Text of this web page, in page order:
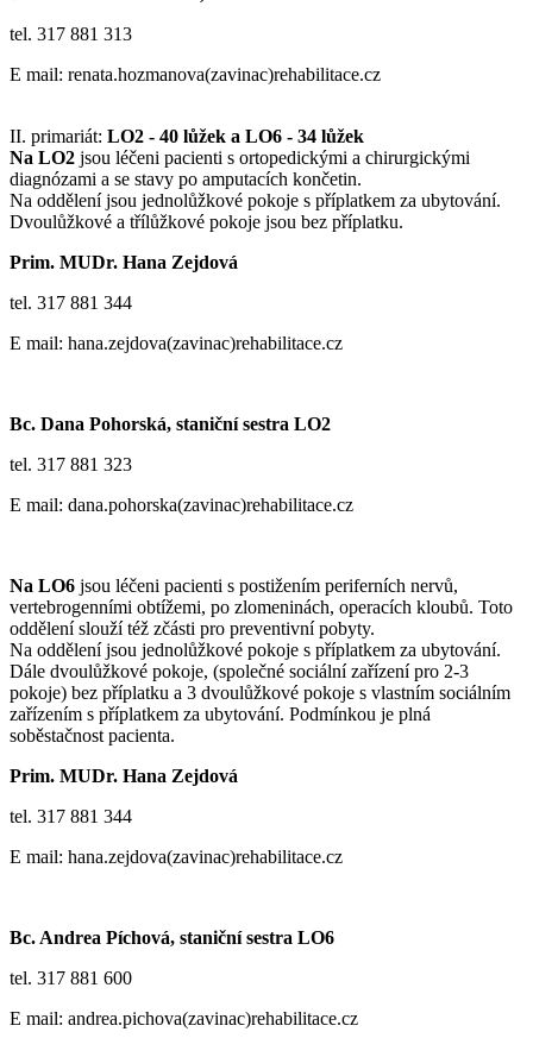
tel. 317 881 313
E mail: renata.hozmanova(zavinac)rehabilitace.cz
II. primariát: LO2 - 40 lůžek a LO6 - 34 lůžek
Na LO2 jsou léčeni pacienti s ortopedickými a chirurgickými
diagnózami a se stavy po amputacích končetin.
Na oddělení jsou jednolůžkové pokoje s příplatkem za ubytování.
Dvoulůžkové a třílůžkové pokoje jsou bez příplatku.
Prim. MUDr. Hana Zejdová
tel. 317 881 344
E mail: hana.zejdova(zavinac)rehabilitace.cz
Bc. Dana Pohorská, staniční sestra LO2
tel. 317 881 323
E mail: dana.pohorska(zavinac)rehabilitace.cz
Na LO6 jsou léčeni pacienti s postižením periferních nervů,
vertebrogenními obtížemi, po zlomeninách, operacích kloubů. Toto
oddělení slouží též zčásti pro preventivní pobyty.
Na oddělení jsou jednolůžkové pokoje s příplatkem za ubytování.
Dále dvoulůžkové pokoje, (společné sociální zařízení pro 2-3
pokoje) bez příplatku a 3 dvoulůžkové pokoje s vlastním sociálním
zařízením s příplatkem za ubytování. Podmínkou je plná
soběstačnost pacienta.
Prim. MUDr. Hana Zejdová
tel. 317 881 344
E mail: hana.zejdova(zavinac)rehabilitace.cz
Bc. Andrea Píchová, staniční sestra LO6
tel. 317 881 600
E mail: andrea.pichova(zavinac)rehabilitace.cz